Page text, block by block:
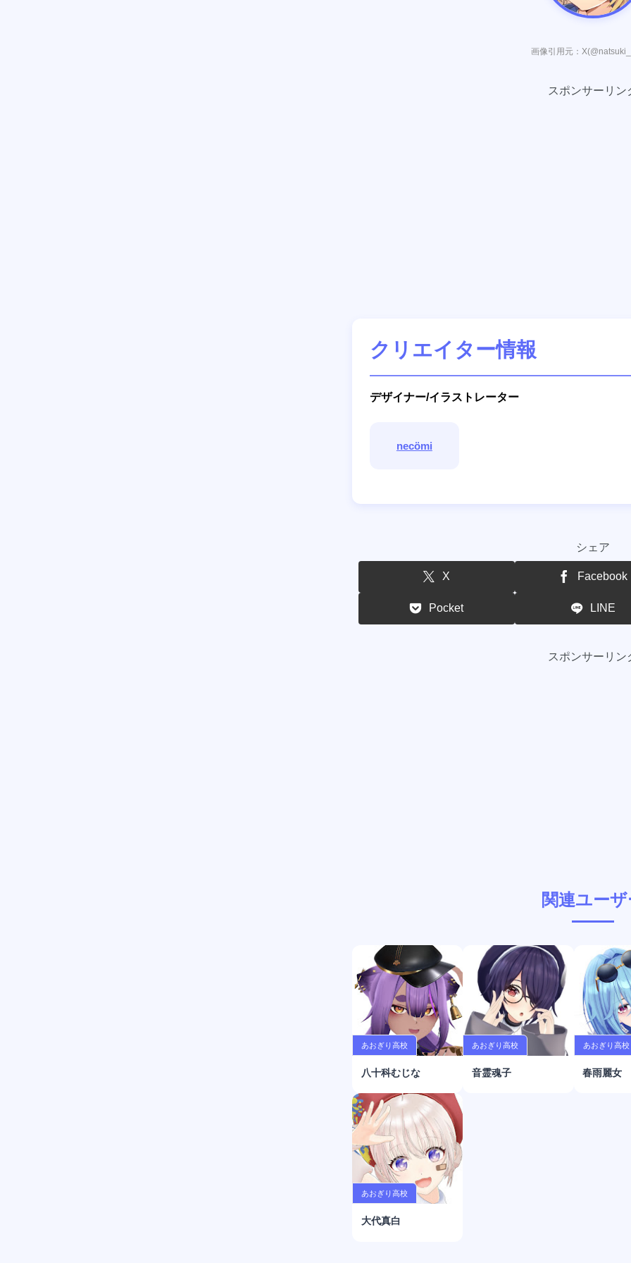
画像引用元：
スポンサーリン
クリエイター情報
デザイナー/イラストレーター
necömi
シェア
X Facebook
Pocket LINE
スポンサーリン
関連ユー
あおぎり高校
八十科むじな
あおぎり高校
音霊魂子
あおぎり高校
春雨麗女
あおぎり高校
大代真白